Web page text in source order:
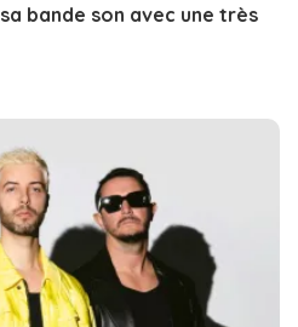
bande son avec une très